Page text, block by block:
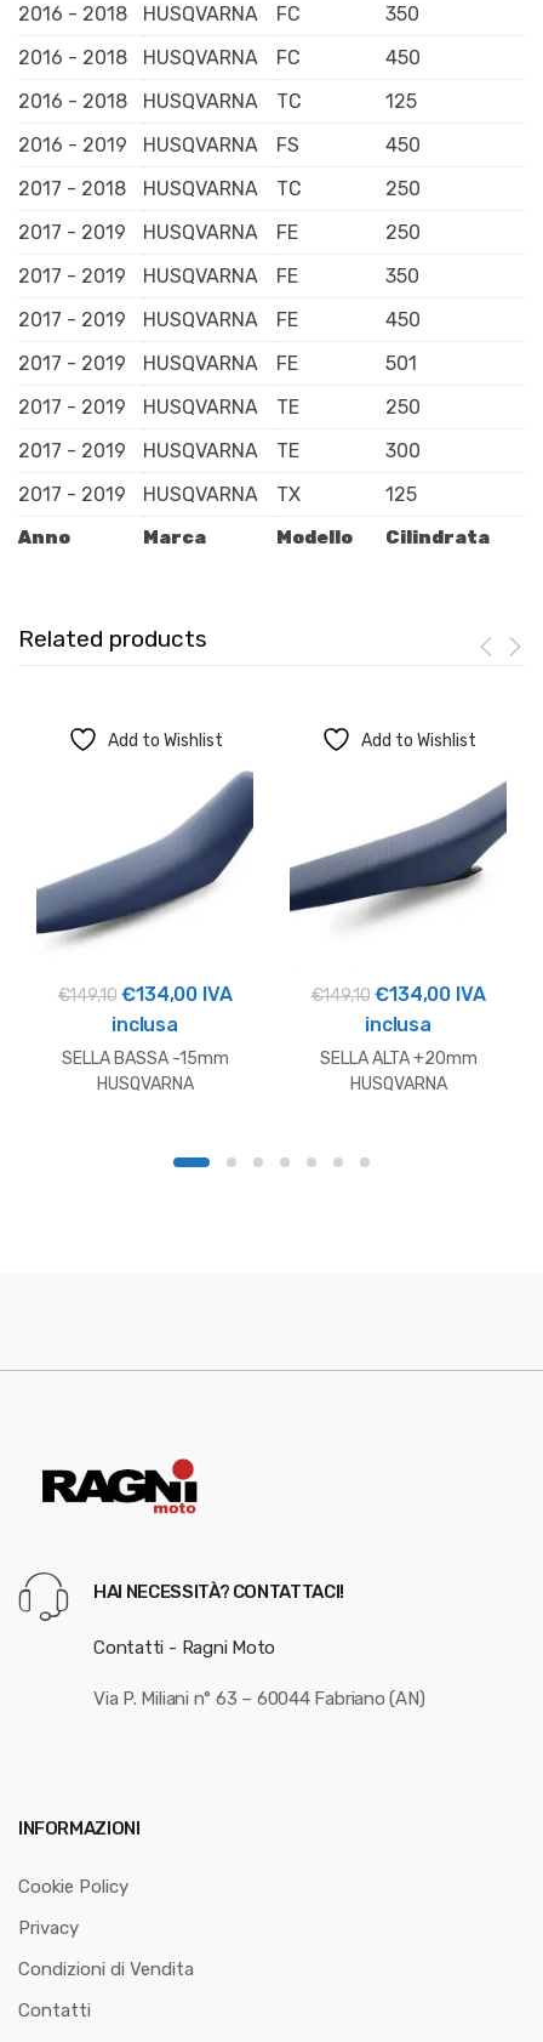
Anno Marca Modello Cilindrata
2016 - 2018
HUSQVARNA FC
350
2016 - 2018
HUSQVARNA FC
450
2016 - 2018
HUSQVARNA TC
125
2016 - 2019
HUSQVARNA FS
450
2017 - 2018
HUSQVARNA TC
250
2017 - 2019
HUSQVARNA FE
250
2017 - 2019
HUSQVARNA FE
350
2017 - 2019
HUSQVARNA FE
450
2017 - 2019
HUSQVARNA FE
501
2017 - 2019
HUSQVARNA TE
250
2017 - 2019
HUSQVARNA TE
300
2017 - 2019
HUSQVARNA TX 125
Related products
Add to Wishlist
€149,10 Il
prezzo
originale
era:
€134,00Il
attuale
IVA
inclusa
SELLA BASSA -15mm
HUSQVARNA
Add to Wishlist
€149,10 Il
prezzo
originale
era:
€134,00Il
attuale
IVA
inclusa
SELLA ALTA +20mm
HUSQVARNA
HAI NECESSITÀ? CONTATTACI!
Contatti - Ragni Moto
Via P. Miliani n° 63 – 60044 Fabriano (AN)
INFORMAZIONI
Cookie Policy
Privacy
Condizioni di Vendita
Contatti